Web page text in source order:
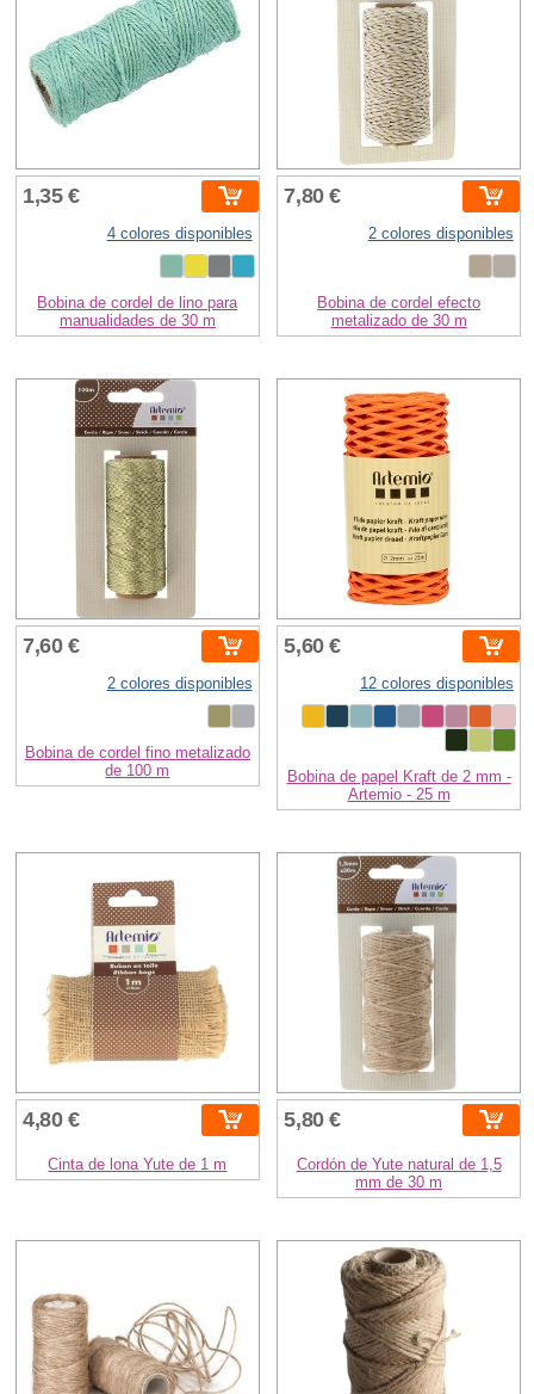
1,35 €
4 colores disponibles
Bobina de cordel de lino para
manualidades de 30 m
7,80 €
2 colores disponibles
Bobina de cordel efecto
metalizado de 30 m
7,60 €
2 colores disponibles
Bobina de cordel fino metalizado
de 100 m
5,60 €
12 colores disponibles
Bobina de papel Kraft de 2 mm -
Artemio - 25 m
4,80 €
Cinta de lona Yute de 1 m
5,80 €
Cordón de Yute natural de 1,5
mm de 30 m